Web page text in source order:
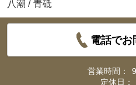
八潮 / 青砥
電話でお
営業時間：
定休日：